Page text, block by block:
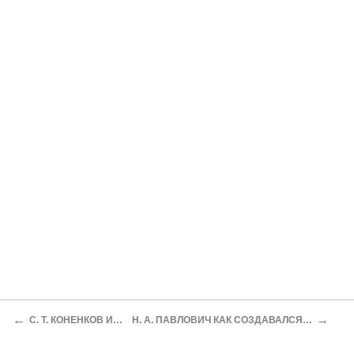
← С. Т. КОНЕНКОВ ИЗ КНИГИ «МОЙ ВЕК» H. A. ПАВЛОВИЧ КАК СОЗДАВАЛСЯ КИНОСЦЕНАРИЙ «ЗОВУЩИЕ ЗОРИ» →